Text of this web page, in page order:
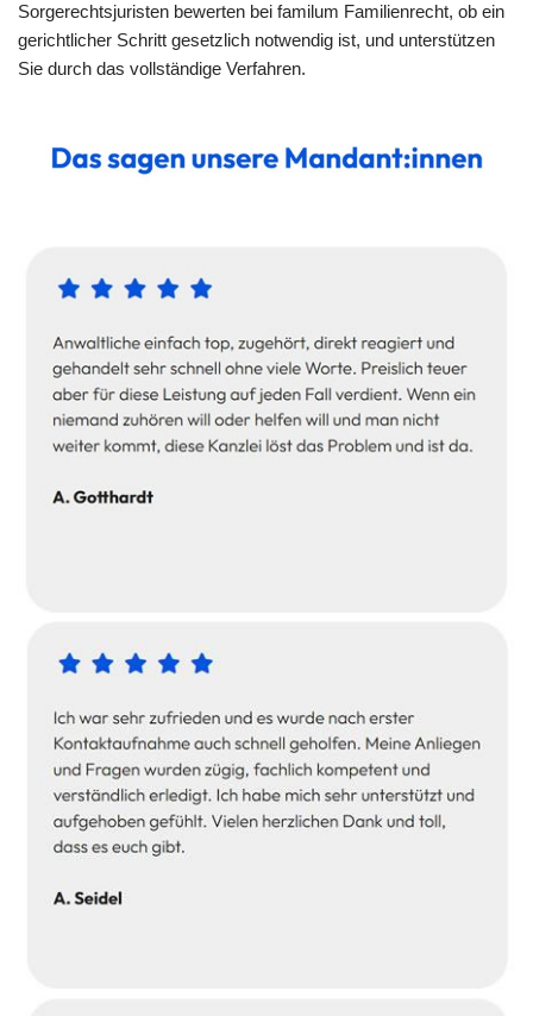
Sorgerechtsjuristen bewerten bei familum Familienrecht, ob ein
gerichtlicher Schritt gesetzlich notwendig ist, und unterstützen
Sie durch das vollständige Verfahren.